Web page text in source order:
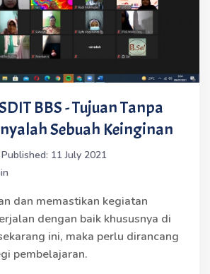
BBS - Tujuan Tanpa
Sebuah Keinginan
Published: 11 July 2021
dan memastikan kegiatan
dengan baik khususnya di
ini, maka perlu dirancang
pembelajaran.